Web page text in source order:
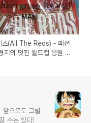
즈(All The Reds) - 패션
지의 멋진 월드컵 응원 티
앞으로도 그럴
수는 있다!